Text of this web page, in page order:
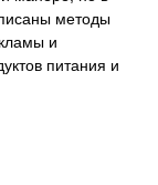
методы
и
питания и